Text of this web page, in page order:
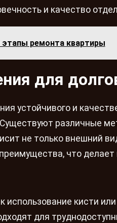
и качество
ремонта квартиры
для
устойчивого и
различные
не только внешний
что
использование кисти
для